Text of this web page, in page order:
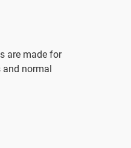
are made for
normal